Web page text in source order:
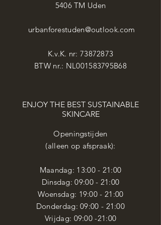
5406 TM Uden
urbanforestuden@outlook.com
K.v.K. nr: 73872873
BTW nr.: NL001583795B68
ENJOY THE BEST SUSTAINABLE
SKINCARE
Openingstijden
(alleen op afspraak):
Maandag: 13:00 - 21:00
​​Dinsdag: 09:00 - 21:00
Woensdag: 19:00 - 21:00
Donderdag: 09:00 - 21:00
Vrijdag: 09:00 -21:00